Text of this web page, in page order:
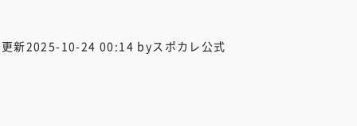
新2025-10-24 00:14 byスポカレ公式